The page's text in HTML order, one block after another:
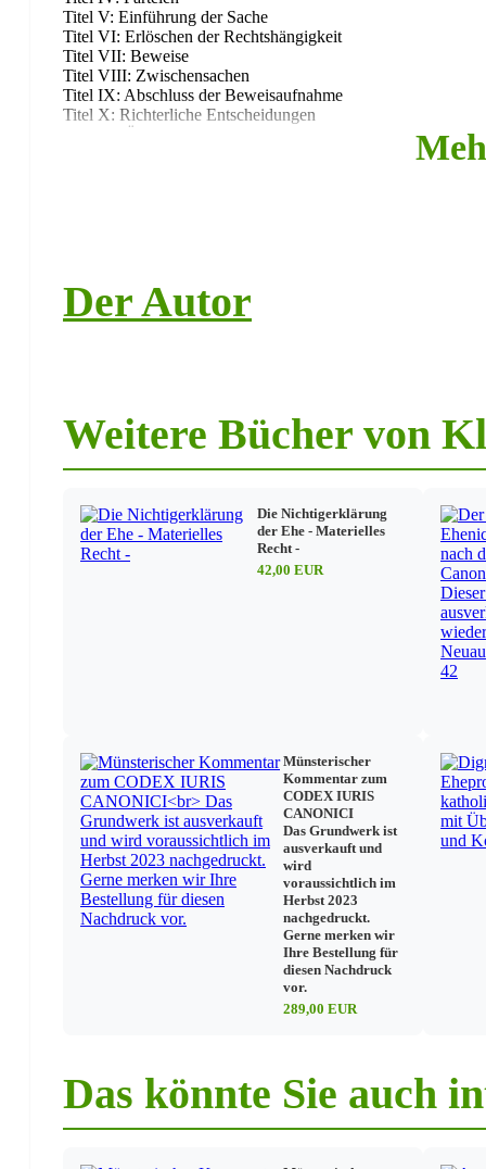
Titel V: Einführung der Sache
Titel VI: Erlöschen der Rechtshängigkeit
Titel VII: Beweise
Titel VIII: Zwischensachen
Titel IX: Abschluss der Beweisaufnahme
Titel X: Richterliche Entscheidungen
Der Autor
Weitere Bücher von
Die Nichtigerklärung
der Ehe - Materielles
Recht -
42,00 EUR
Münsterischer
Kommentar zum
CODEX IURIS
CANONICI
Das Grundwerk ist
ausverkauft und
wird
voraussichtlich im
Herbst 2023
nachgedruckt.
Gerne merken wir
Ihre Bestellung für
diesen Nachdruck
vor.
289,00 EUR
Das könnte Sie auch